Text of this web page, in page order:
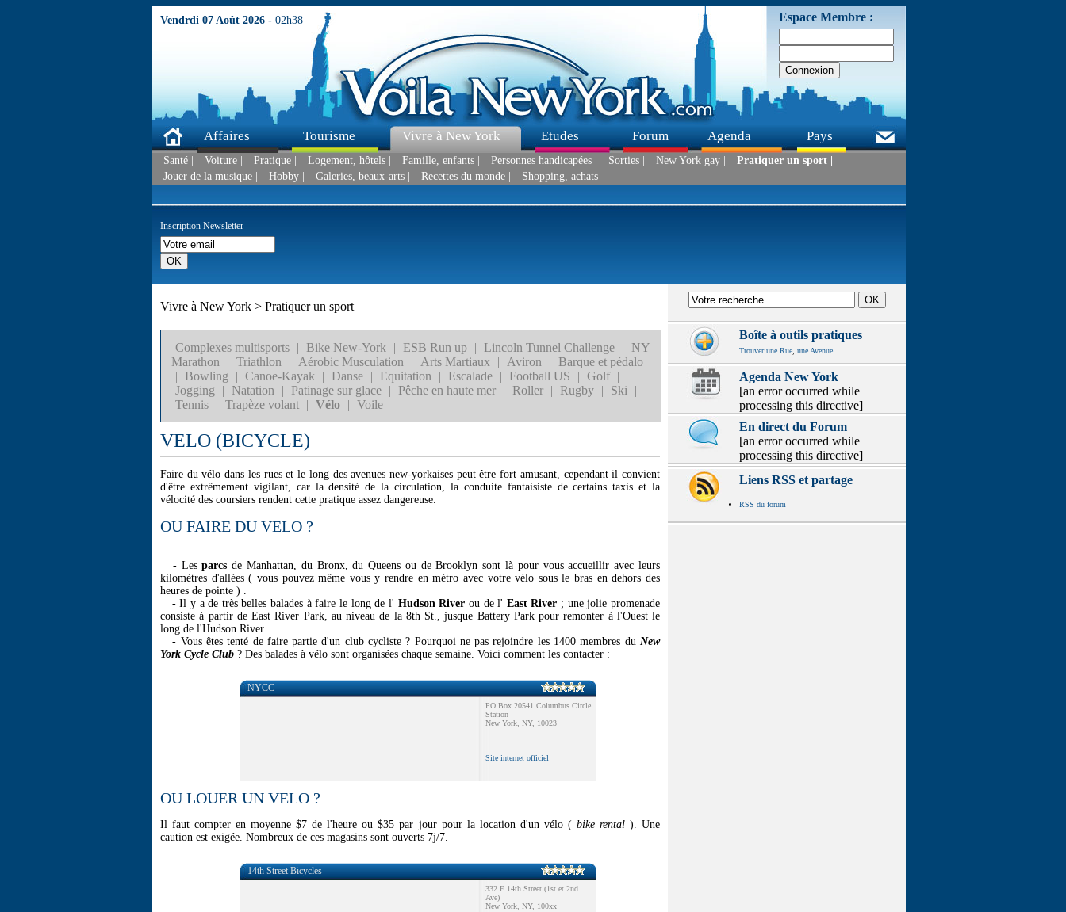
Vendrdi 07 Août 2026 - 02h38 Espace Membre :
Affaires Tourisme Vivre à New York
Santé | Voiture | Pratique | Logement, hôtels | Famille, enfants | Personnes handicapées | Sorties | New York gay |
Pratiquer un sport |
Jouer de la musique |
Hobby | Galeries, beaux-arts | Recettes du monde | Shopping, achats
Etudes Forum Agenda Pays
Inscription Newsletter
Vivre à New York > Pratiquer un sport
Complexes multisports | Bike New-York | ESB Run up | Lincoln Tunnel Challenge |
NY
Marathon
| Triathlon | Aérobic Musculation | Arts Martiaux | Aviron |
Barque et pédalo
|
Bowling | Canoe-Kayak | Danse | Equitation | Escalade | Football US | Golf
|
Jogging
| Natation | Patinage sur glace | Pêche en haute mer | Roller | Rugby | Ski
|
Tennis
| Trapèze volant | Vélo | Voile
VELO (BICYCLE)
Faire du vélo dans les rues et le long des avenues new-yorkaises peut être fort amusant, cependant il convient
d'être extrêmement vigilant, car la densité de la circulation, la conduite fantaisiste de certains taxis et la
vélocité des coursiers rendent cette pratique assez dangereuse.
OU FAIRE DU VELO ?
- Lesparcs de Manhattan, du Bronx, du Queens ou de Brooklyn sont là pour vous accueillir avec leurs
kilomètres d'allées ( vous pouvez même vous y rendre en métro avec votre vélo sous le bras en dehors des
heures de pointe ) .
- Il y a de très belles balades à faire le long de l' Hudson River ou de l' East River ; une jolie promenade
consiste à partir de East River Park, au niveau de la 8th St., jusque Battery Park pour remonter à l'Ouest le
long de l'Hudson River.
- Vous êtes tenté de faire partie d'un club cycliste ? Pourquoi ne pas rejoindre les 1400 membres du New
York Cycle Club ? Des balades à vélo sont organisées chaque semaine. Voici comment les contacter :
NYCC
PO Box 20541 Columbus Circle
Station
New York, NY, 10023
Site internet officiel
OU LOUER UN VELO ?
Il faut compter en moyenne $7 de l'heure ou $35 par jour pour la location d'un vélo ( bike rental). Une
caution est exigée. Nombreux de ces magasins sont ouverts 7j/7.
14th Street Bicycles
332 E 14th Street (1st et 2nd
Ave)
New York, NY, 100xx
Boîte à outils pratiques
Trouver une Rue une Avenue
Agenda New York
[an error occurred while
processing this directive]
En direct du Forum
[an error occurred while
processing this directive]
Liens RSS et partage
RSS du forum